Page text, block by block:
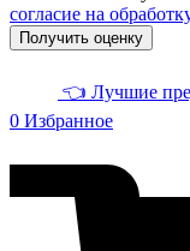
согласие на
Получить оценку
👈 Лучшие
0 Избранное